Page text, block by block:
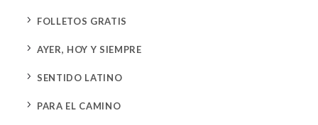
5 FOLLETOS GRATIS
5 AYER, HOY Y SIEMPRE
5 SENTIDO LATINO
5 PARA EL CAMINO